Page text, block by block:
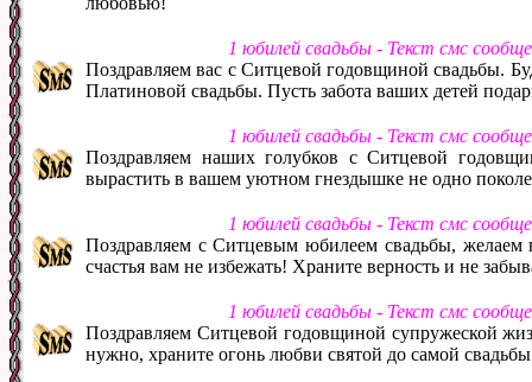
1 юбилей свадьбы - Текст смс
Поздравляем вас с Ситцевой годовщиной свадьбы.
Платиновой свадьбы. Пусть забота ваших детей
1 юбилей свадьбы - Текст смс
Поздравляем наших голубков с Ситцевой
вырастить в вашем уютном гнездышке не одно
1 юбилей свадьбы - Текст смс
Поздравляем с Ситцевым юбилеем свадьбы,
счастья вам не избежать! Храните верность и не
1 юбилей свадьбы - Текст смс
Поздравляем Ситцевой годовщиной супружеской
нужно, храните огонь любви святой до самой